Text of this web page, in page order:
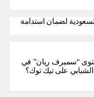
لضمان استدامة
“سميرف ريان” في
الشبابي على تيك توك؟